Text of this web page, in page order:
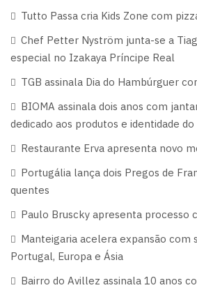
Tutto Passa cria Kids Zone com
Chef Petter Nyström junta-se a
especial no Izakaya Príncipe Real
TGB assinala Dia do Hambúrguer
BIOMA assinala dois anos com
dedicado aos produtos e identidade do
Restaurante Erva apresenta novo
Portugália lança dois Pregos de
quentes
Paulo Bruscky apresenta processo
Manteigaria acelera expansão com
Portugal, Europa e Ásia
Bairro do Avillez assinala 10 anos